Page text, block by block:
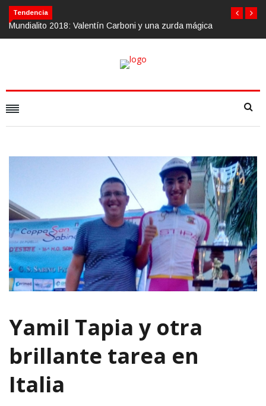
Tendencia
Carboni y una zurda mágicaCalvario Race 2018, 10 de
Yamil Tapia y otra
brillante tarea en
Italia